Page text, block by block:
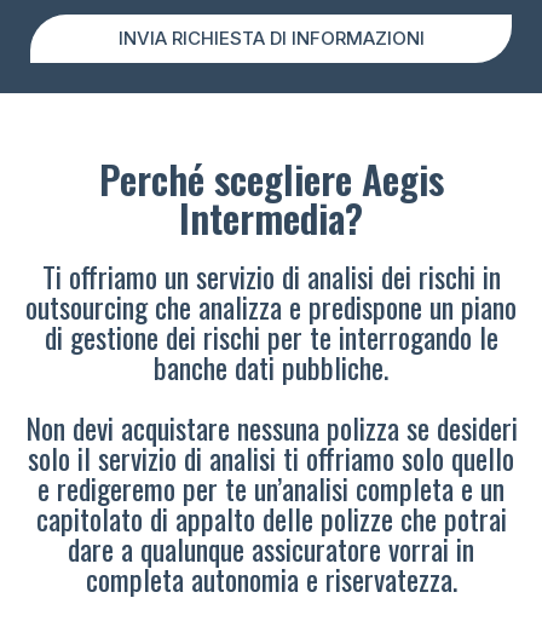
INVIA RICHIESTA DI INFORMAZIONI
Perché scegliere Aegis
Intermedia?
Ti offriamo un servizio di analisi dei rischi in
outsourcing che analizza e predispone un piano
di gestione dei rischi per te interrogando le
banche dati pubbliche.
Non devi acquistare nessuna polizza se desideri
solo il servizio di analisi ti offriamo solo quello
e redigeremo per te un’analisi completa e un
capitolato di appalto delle polizze che potrai
dare a qualunque assicuratore vorrai in
completa autonomia e riservatezza.